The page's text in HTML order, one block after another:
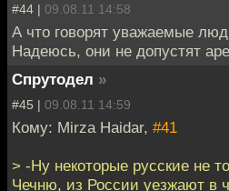
#44 | 09.08.11 14:58
А что говорят уважаемые
Надеюсь, они не допустят
Спрутодел »
#45 | 09.08.11 14:59
Кому: Mirza Haidar, #41
> -Ну некоторые русские не
Чечню, из России уезжают в